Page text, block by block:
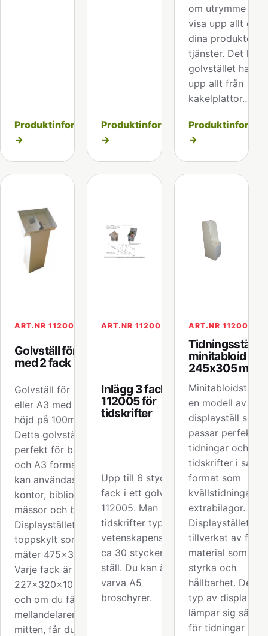
Produktinformation
→
Produktinformation
→
om utrymme att
visa upp allt om
dina produkter
tjänster. Det här
golvstället har
upp allt från
kakelplattor…
→
ART.NR 112005
Golvställ för A4
med 2 fack
Golvställ för 2xA4
eller A3 med en
höjd på 100mm
Detta golvställ är
perfekt för både A4
och A3 format och
kan användas på
kontor, bibliotek,
mässor och butiker.
Displaystället har en
toppskylt som
mäter 475x360 mm.
Varje fack är
227x320x100 mm
och om du fäller ner
mellandelaren i
mitten, får du ett
ART.NR 112005.01
Inlägg 3 fack till
112005 för
tidskrifter
Upp till 6 stycken
fack i ett golvställ
112005. Man kan ha
tidskrifter typ
vetenskapens värld
ca 30 stycken i ett
ställ. Du kan även
varva A5
broschyrer.
ART.NR 112006
Tidningsställ
minitabloid
245x305 mm
Minitabloidstället
en modell av
displayställ som
passar perfekt
tidningar och
tidskrifter i
format som
kvällstidningars
extrabilagor.
Displaystället är
tillverkat av
material som ger
styrka och
hållbarhet. Denna
typ av
lämpar sig
för tidningar